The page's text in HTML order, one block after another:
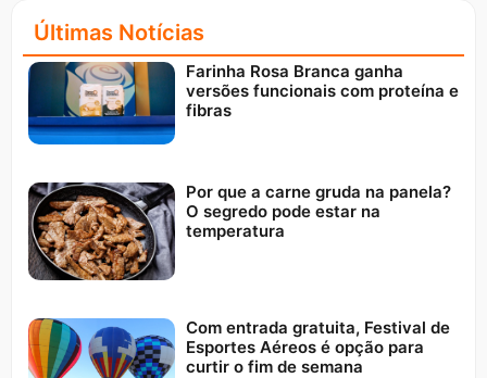
Últimas Notícias
Farinha Rosa Branca ganha
versões funcionais com proteína e
fibras
Por que a carne gruda na panela?
O segredo pode estar na
temperatura
Com entrada gratuita, Festival de
Esportes Aéreos é opção para
curtir o fim de semana